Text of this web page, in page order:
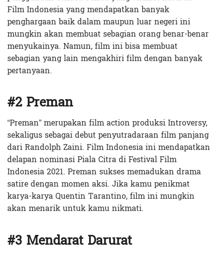
Film Indonesia yang mendapatkan banyak
penghargaan baik dalam maupun luar negeri ini
mungkin akan membuat sebagian orang benar-benar
menyukainya. Namun, film ini bisa membuat
sebagian yang lain mengakhiri film dengan banyak
pertanyaan.
#2 Preman
“Preman” merupakan film action produksi Introversy,
sekaligus sebagai debut penyutradaraan film panjang
dari Randolph Zaini. Film Indonesia ini mendapatkan
delapan nominasi Piala Citra di Festival Film
Indonesia 2021. Preman sukses memadukan drama
satire dengan momen aksi. Jika kamu penikmat
karya-karya Quentin Tarantino, film ini mungkin
akan menarik untuk kamu nikmati.
#3 Mendarat Darurat